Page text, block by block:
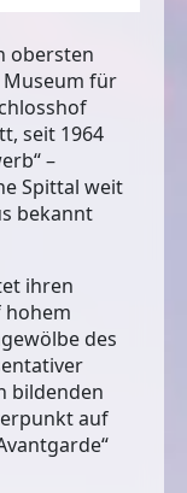
obersten
Museum für
seit 1964
–
Spittal weit
bekannt
ihren
hohem
des
bildenden
auf